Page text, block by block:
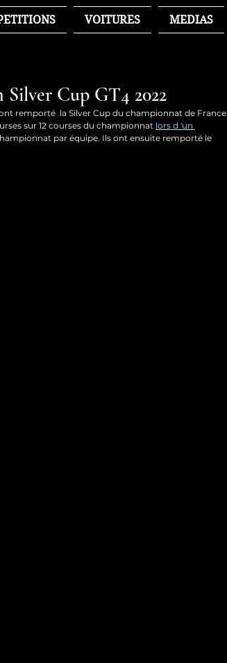
Silver Cup GT4 2022
remporté  la Silver Cup du championnat de France
sur 12 courses du championnat lors d 'un
par équipe. Ils ont ensuite remporté le
VOITURES MEDIAS